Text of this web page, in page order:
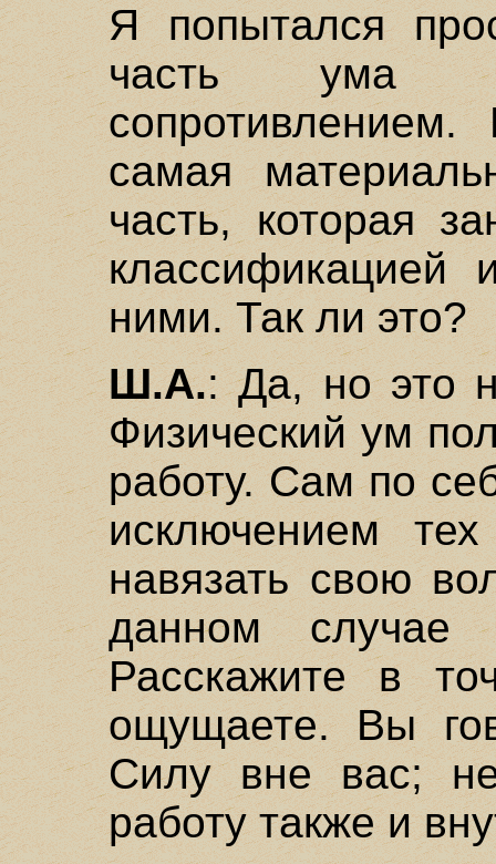
Я попытался
часть ума
самая
часть, которая
классификацией
ними. Так ли это?
Ш.А.: Да, но это
Физический ум
работу. Сам по
исключением
навязать свою
данном
Расскажите в
ощущаете. Вы
Силу вне вас;
работу также и